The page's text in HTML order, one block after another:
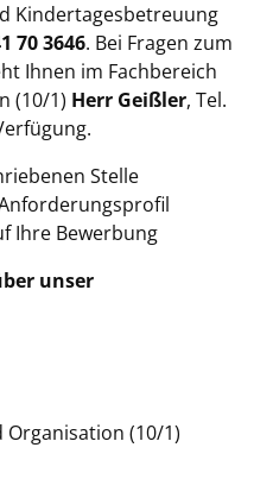
Kindertagesbetreuung
70 3646. Bei Fragen zum
Ihnen im Fachbereich
(10/1) Herr Geißler, Tel.
Stelle
Ihre Bewerbung
unser
Organisation (10/1)